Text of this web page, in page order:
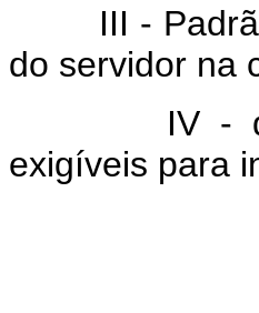
III - Padrão,
do servidor na
IV -
exigíveis para